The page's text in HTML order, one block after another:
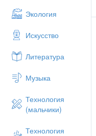
Экология
Искусство
Литература
Музыка
Технология
(мальчики)
Технология